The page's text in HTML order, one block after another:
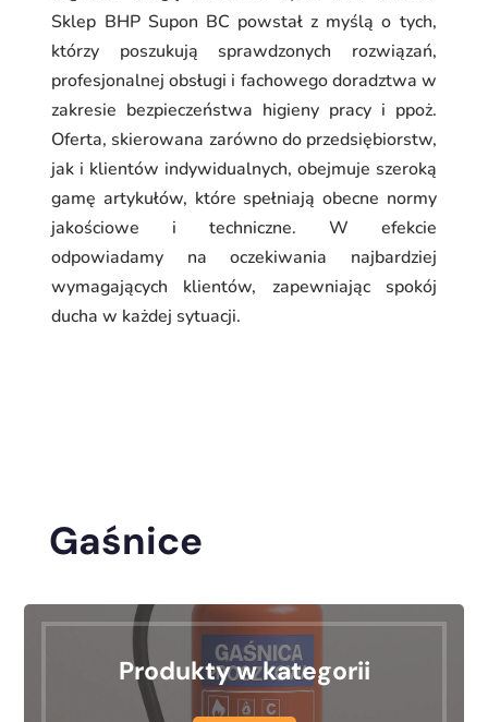
Sklep BHP Supon BC powstał z myślą o tych,
którzy poszukują sprawdzonych rozwiązań,
profesjonalnej obsługi i fachowego doradztwa w
zakresie bezpieczeństwa higieny pracy i ppoż.
Oferta, skierowana zarówno do przedsiębiorstw,
jak i klientów indywidualnych, obejmuje szeroką
gamę artykułów, które spełniają obecne normy
jakościowe i techniczne. W efekcie
odpowiadamy na oczekiwania najbardziej
wymagających klientów, zapewniając spokój
ducha w każdej sytuacji.
Gaśnice
Produkty w kategorii